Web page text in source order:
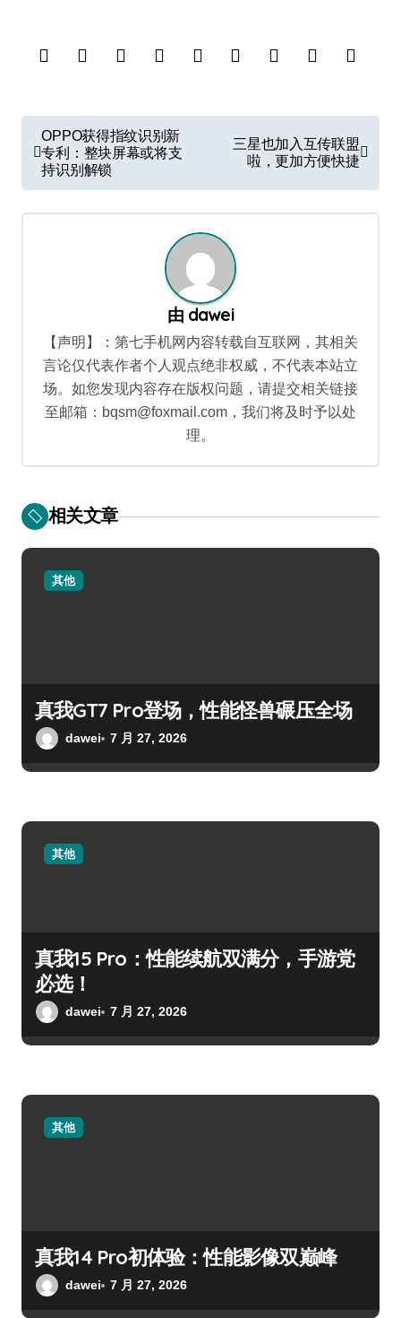
文
章
导
航
OPPO获得指纹识别新
专利：整块屏幕或将支
持识别解锁
三星也加入互传联盟
啦，更加方便快捷
由 dawei
【声明】：第七手机网内容转载自互联网，其相关
言论仅代表作者个人观点绝非权威，不代表本站立
场。如您发现内容存在版权问题，请提交相关链接
至邮箱：bqsm@foxmail.com，我们将及时予以处
理。
相关文章
其他
真我GT7 Pro登场，性能怪兽碾压全场
dawei 7 月 27, 2026
其他
真我15 Pro：性能续航双满分，手游党
必选！
dawei 7 月 27, 2026
其他
真我14 Pro初体验：性能影像双巅峰
dawei 7 月 27, 2026